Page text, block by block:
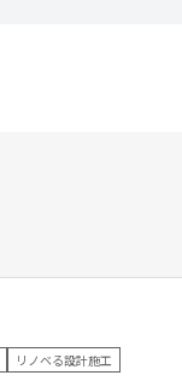
リノベる設計施工